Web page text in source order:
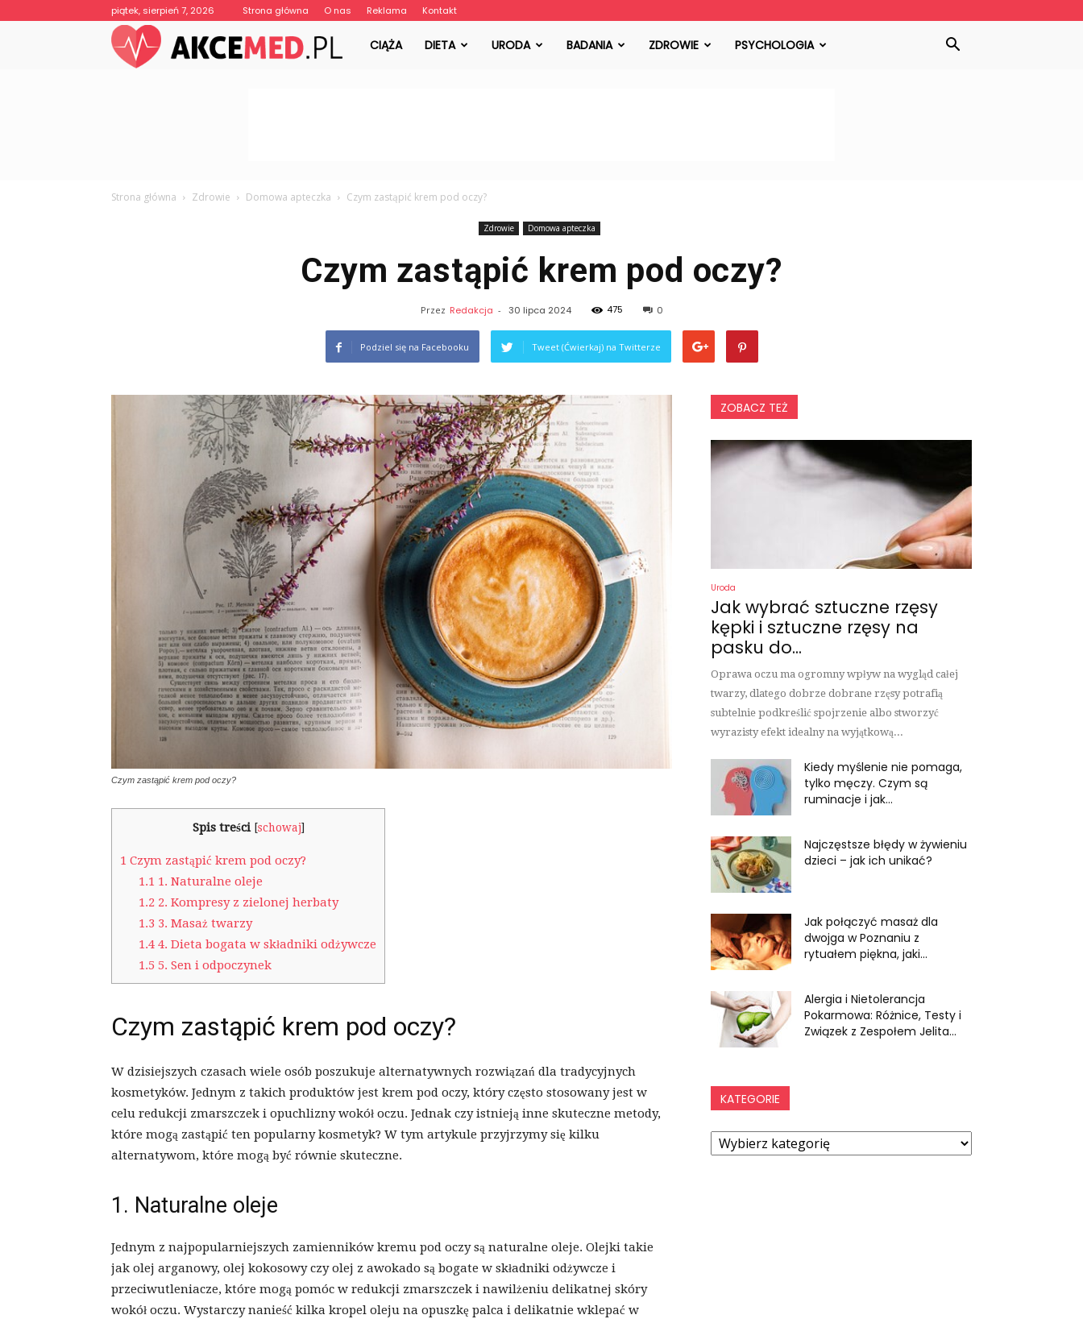
piątek, sierpień 7, 2026 Strona główna O nas Reklama Kontakt
Akcemed.pl
CIĄŻA DIETA URODA BADANIA ZDROWIE PSYCHOLOGIA
Strona główna Zdrowie Domowa apteczka Czym zastąpić krem pod oczy?
Zdrowie Domowa apteczka
Czym zastąpić krem pod oczy?
Przez Redakcja - 30 lipca 2024 475 0
Podziel się na Facebooku Tweet (Ćwierkaj) na Twitterze
Czym zastąpić krem pod oczy?
Spis treści [schowaj]
1 Czym zastąpić krem pod oczy?
1.1 1. Naturalne oleje
1.22. Kompresy z zielonej herbaty
1.3 3. Masaż twarzy
1.44. Dieta bogata w składniki odżywcze
1.5 5. Sen i odpoczynek
Czym zastąpić krem pod oczy?
W dzisiejszych czasach wiele osób poszukuje alternatywnych rozwiązań dla tradycyjnych
kosmetyków. Jednym z takich produktów jest krem pod oczy, który często stosowany jest w
celu redukcji zmarszczek i opuchlizny wokół oczu. Jednak czy istnieją inne skuteczne metody,
które mogą zastąpić ten popularny kosmetyk? W tym artykule przyjrzymy się kilku
alternatywom, które mogą być równie skuteczne.
1. Naturalne oleje
Jednym z najpopularniejszych zamienników kremu pod oczy są naturalne oleje. Olejki takie
jak olej arganowy, olej kokosowy czy olej z awokado są bogate w składniki odżywcze i
przeciwutleniacze, które mogą pomóc w redukcji zmarszczek i nawilżeniu delikatnej skóry
wokół oczu. Wystarczy nanieść kilka kropel oleju na opuszkę palca i delikatnie wklepać w
ZOBACZ TEŻ
Uroda
Jak wybrać sztuczne rzęsy
kępki i sztuczne rzęsy na
pasku do...
Oprawa oczu ma ogromny wpływ na wygląd całej
twarzy, dlatego dobrze dobrane rzęsy potrafią
subtelnie podkreślić spojrzenie albo stworzyć
wyrazisty efekt idealny na wyjątkową...
Kiedy myślenie nie pomaga,
tylko męczy. Czym są
ruminacje i jak...
Najczęstsze błędy w żywieniu
dzieci – jak ich unikać?
Jak połączyć masaż dla
dwojga w Poznaniu z
rytuałem piękna, jaki...
Alergia i Nietolerancja
Pokarmowa: Różnice, Testy i
Związek z Zespołem Jelita...
KATEGORIE
Kategorie